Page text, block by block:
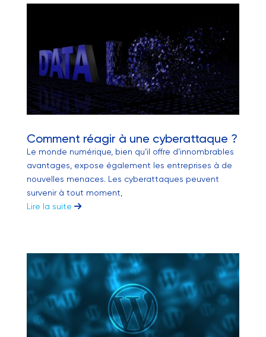
Comment réagir à une cyberattaque ?
Le monde numérique, bien qu’il offre d’innombrables
avantages, expose également les entreprises à de
nouvelles menaces. Les cyberattaques peuvent
survenir à tout moment,
Lire la suite